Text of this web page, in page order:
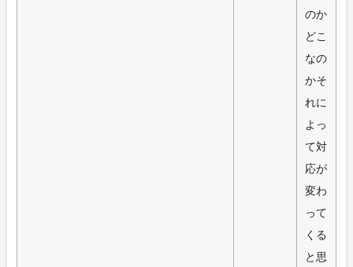
のか
どこ
なの
かそ
れに
よっ
て対
応が
変わ
って
くる
と思